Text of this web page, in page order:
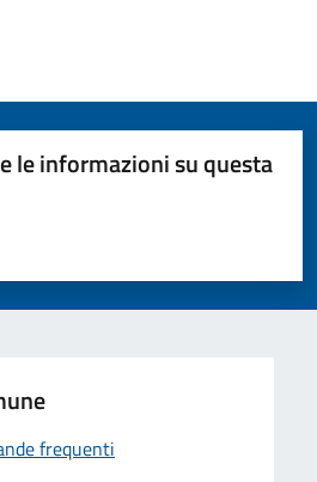
le informazioni su questa
stelle su 5
su 5
5
frequenti